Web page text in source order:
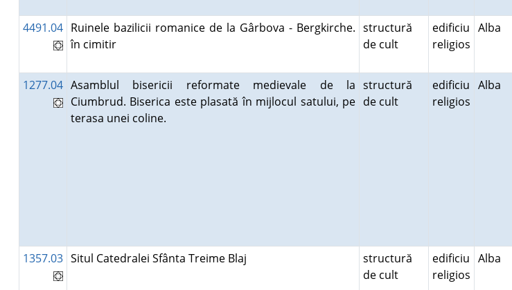
4491.04 Ruinele bazilicii romanice de la Gârbova - Bergkirche.
în cimitir
structură
de cult
edificiu
religios
Alba
1277.04 Asamblul bisericii reformate medievale de la
Ciumbrud. Biserica este plasată în mijlocul satului, pe
terasa unei coline.
structură
de cult
edificiu
religios
Alba
1357.03 Situl Catedralei Sfânta Treime Blaj
structură
de cult
edificiu
religios
Alba